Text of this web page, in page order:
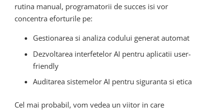
rutina manual, programatorii de succes isi vor
concentra eforturile pe:
Gestionarea si analiza codului generat automat
Dezvoltarea interfetelor AI pentru aplicatii user-
friendly
Auditarea sistemelor AI pentru siguranta si etica
Cel mai probabil, vom vedea un viitor in care